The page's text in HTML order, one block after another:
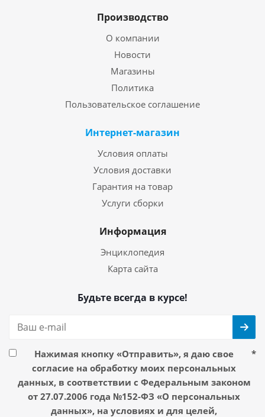
Производство
О компании
Новости
Магазины
Политика
Пользовательское соглашение
Интернет-магазин
Условия оплаты
Условия доставки
Гарантия на товар
Услуги сборки
Информация
Энциклопедия
Карта сайта
Будьте всегда в курсе!
Нажимая кнопку «Отправить», я даю свое
согласие на обработку моих персональных
данных, в соответствии с Федеральным законом
от 27.07.2006 года №152-ФЗ «О персональных
данных», на условиях и для целей,
*